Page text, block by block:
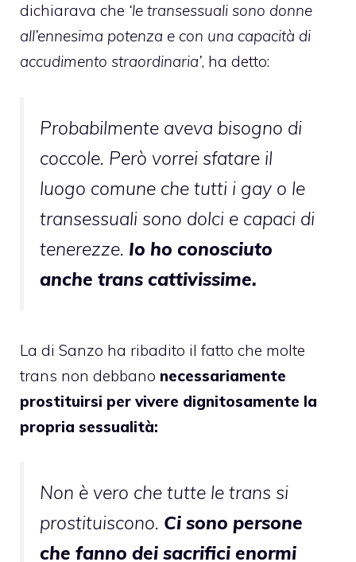
dichiarava che ‘le transessuali sono donne
all’ennesima potenza e con una capacità di
accudimento straordinaria’, ha detto:
Probabilmente aveva bisogno di
coccole. Però vorrei sfatare il
luogo comune che tutti i gay o le
transessuali sono dolci e capaci di
tenerezze. Io ho conosciuto
anche trans cattivissime.
La di Sanzo ha ribadito il fatto che molte
trans non debbano necessariamente
prostituirsi per vivere dignitosamente la
propria sessualità:
Non è vero che tutte le trans si
prostituiscono. Ci sono persone
che fanno dei sacrifici enormi